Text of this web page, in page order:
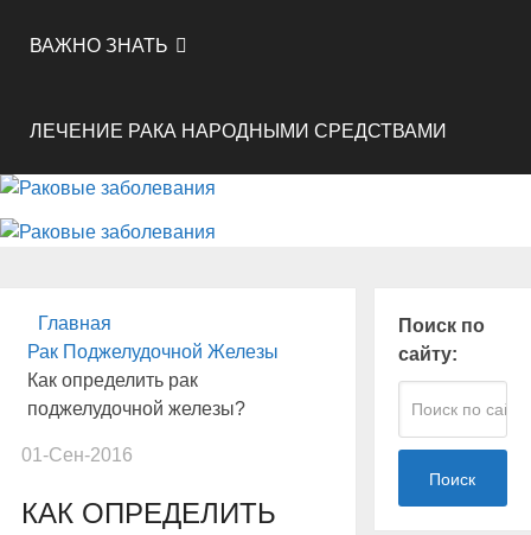
ВАЖНО ЗНАТЬ
ЛЕЧЕНИЕ РАКА НАРОДНЫМИ СРЕДСТВАМИ
Главная
Рак Поджелудочной Железы
Как определить рак
поджелудочной железы?
01-Сен-2016
КАК ОПРЕДЕЛИТЬ
Поиск по
сайту:
Поиск